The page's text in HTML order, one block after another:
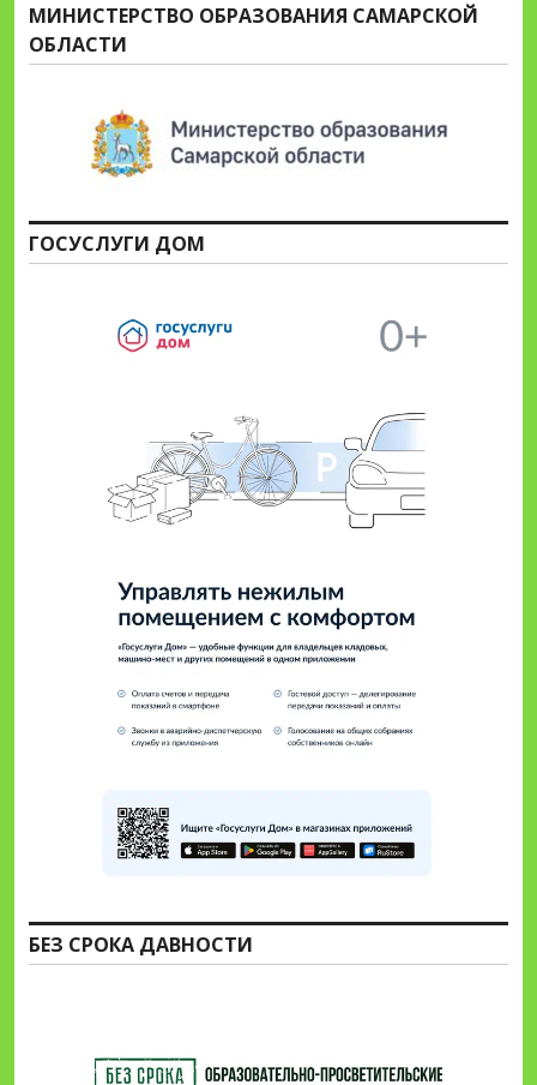
МИНИСТЕРСТВО ОБРАЗОВАНИЯ САМАРСКОЙ
ОБЛАСТИ
ГОСУСЛУГИ ДОМ
БЕЗ СРОКА ДАВНОСТИ